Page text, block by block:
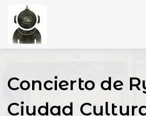
Concierto de
Ciudad